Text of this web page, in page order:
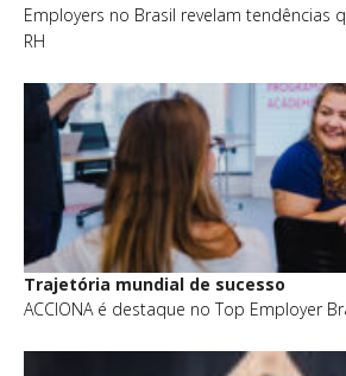
Employers no Brasil revelam tendências
RH
Trajetória mundial de sucesso
ACCIONA é destaque no Top Employer